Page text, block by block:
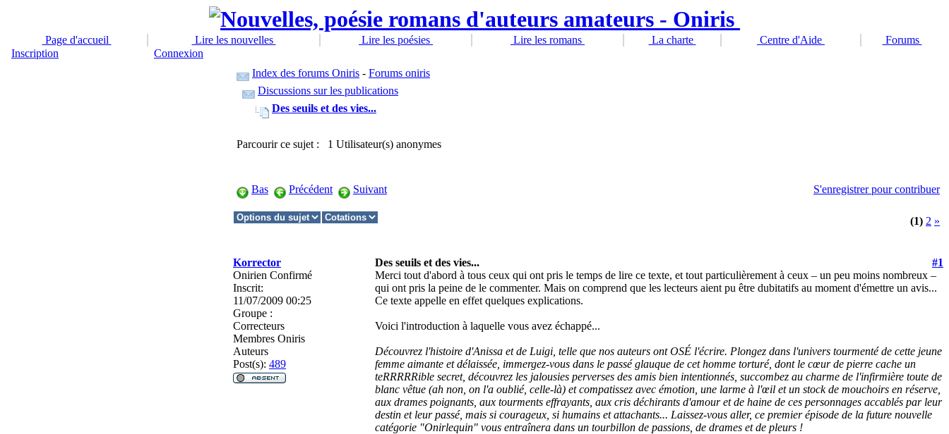
Page d'accueil Lire les nouvelles Lire les poésies Lire les romans La charte Centre d'Aide
Forums
Inscription
Connexion
Index des forums Oniris - Forums oniris
Discussions sur les publications
Des seuils et des vies...
Parcourir ce sujet : 1 Utilisateur(s) anonymes
Bas Précédent Suivant S'enregistrer pour contribuer
(1) 2 »
Korrector Des seuils et des vies...
#1
Onirien Confirmé
Inscrit:
11/07/2009 00:25
Groupe :
Correcteurs
Membres Oniris
Auteurs
Post(s): 489
Merci tout d'abord à tous ceux qui ont pris le temps de lire ce texte, et tout particulièrement à ceux – un peu moins nombreux –
qui ont pris la peine de le commenter. Mais on comprend que les lecteurs aient pu être dubitatifs au moment d'émettre un avis...
Ce texte appelle en effet quelques explications.
Voici l'introduction à laquelle vous avez échappé...
Découvrez l'histoire d'Anissa et de Luigi, telle que nos auteurs ont OSÉ l'écrire. Plongez dans l'univers tourmenté de cette jeune
femme aimante et délaissée, immergez-vous dans le passé glauque de cet homme torturé, dont le cœur de pierre cache un
teRRRRRible secret, découvrez les jalousies perverses des amis bien intentionnés, succombez au charme de l'infirmière toute de
blanc vêtue (ah non, on l'a oublié, celle-là) et compatissez avec émotion, une larme à l'œil et un stock de mouchoirs en réserve,
aux drames poignants, aux tourments effrayants, aux cris déchirants d'amour et de haine de ces personnages accablés par leur
destin et leur passé, mais si courageux, si humains et attachants... Laissez-vous aller, ce premier épisode de la future nouvelle
catégorie "Onirlequin" vous entraînera dans un tourbillon de passions, de drames et de pleurs !